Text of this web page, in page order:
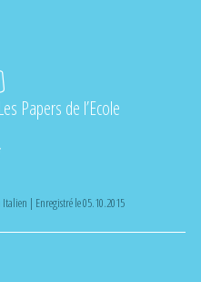
Papers de l’Ecole
| Enregistré le 05.10.2015